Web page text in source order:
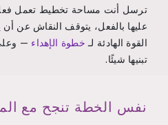
ترسل أنت مساحة تخطيط تعمل
عليها بالفعل، يتوقف النقاش عن
القوة الهادئة لـ خطوة الإهداء —
تبنيها شيئًا.
نفس الخطة تنجح مع